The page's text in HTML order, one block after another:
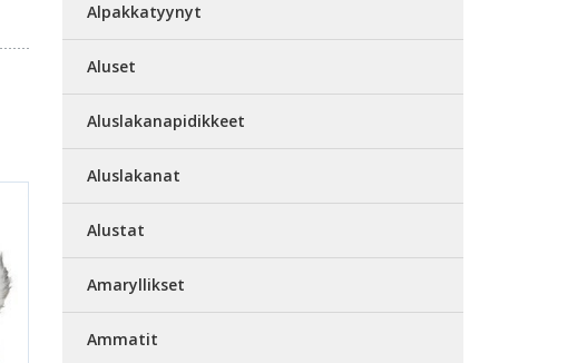
Alpakkatyynyt
Aluset
Aluslakanapidikkeet
Aluslakanat
Alustat
Amaryllikset
Ammatit